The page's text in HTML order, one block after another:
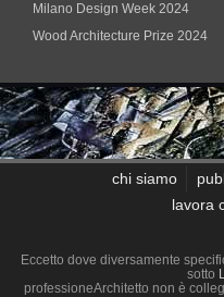
Milano Design Week 2024
Wood Architecture Prize 2024
chi siamo
lavora
Eccetto dove diversamente
sotto
professioneArchitetto non è